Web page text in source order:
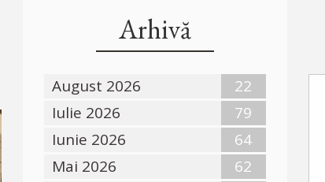
Arhivă
August 2026
22
Iulie 2026
79
Iunie 2026
64
Mai 2026
62